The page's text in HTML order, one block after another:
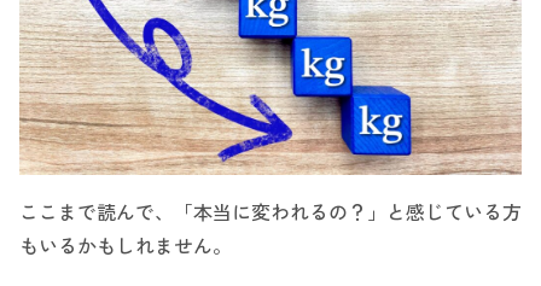
ここまで読んで、「本当に変われるの？」と感じている方
もいるかもしれません。